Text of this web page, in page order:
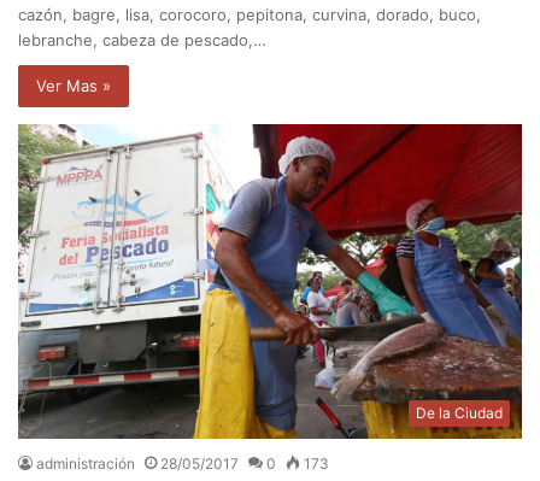
cazón, bagre, lisa, corocoro, pepitona, curvina, dorado, buco,
lebranche, cabeza de pescado,…
Ver Mas »
De la Ciudad
administración 28/05/2017 0 173